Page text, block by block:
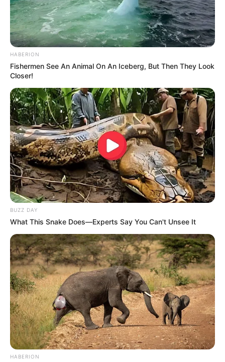
HABERION
Fishermen See An Animal On An Iceberg, But Then They Look
Closer!
BUZZ DAY
What This Snake Does—Experts Say You Can't Unsee It
HABERION